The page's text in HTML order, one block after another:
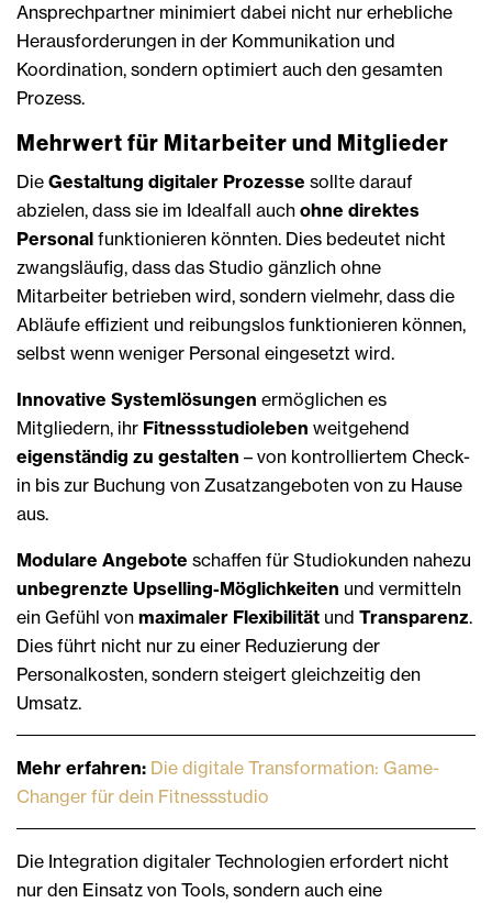
Ansprechpartner minimiert dabei nicht nur erhebliche
Herausforderungen in der Kommunikation und
Koordination, sondern optimiert auch den gesamten
Prozess.
Mehrwert für Mitarbeiter und Mitglieder
Die Gestaltung digitaler Prozesse ­ sollte darauf
abzielen, dass sie im Idealfall auch ohne direktes
Personal funktio­nieren könnten. Dies bedeutet nicht
zwangsläufig, dass das Studio gänzlich ohne
Mitarbeiter betrieben wird, sondern vielmehr, dass die
Abläufe effizient und reibungslos funktionieren können,
selbst wenn weniger Personal eingesetzt wird.
Innovative System­lösungen ermöglichen es
Mitgliedern, ihr Fitnessstudioleben weitgehend
eigenständig zu gestalten – von kontrolliertem Check-
in bis zur Buchung von Zusatz­angeboten von zu ­Hause
aus.
Modulare Angebote schaffen für Studio­kunden nahezu
unbegrenzte Upselling-­Möglichkeiten und vermitteln
ein Gefühl von maximaler Flexibilität und Transparenz.
Dies führt nicht nur zu einer Reduzierung der
Personalkosten, sondern steigert gleichzeitig den
Umsatz.
Mehr erfahren: Die digitale Transformation: Game-
Changer für dein Fitnessstudio
Die Integration digitaler Technologien erfordert nicht
nur den Einsatz von Tools, sondern auch eine ­